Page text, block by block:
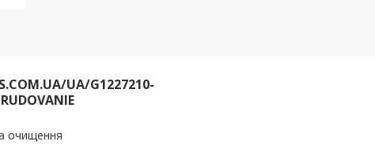
UA/G1227210-
очищення